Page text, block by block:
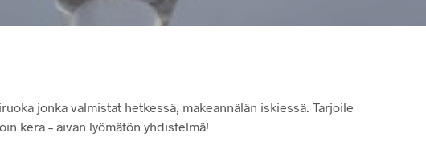
jonka valmistat hetkessä, makeannälän iskiessä. Tarjoile
kera – aivan lyömätön yhdistelmä!